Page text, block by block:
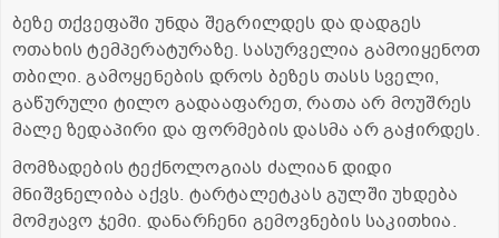
ბეზე თქვეფაში უნდა შეგრილდეს და დადგეს
ოთახის ტემპერატურაზე. სასურველია გამოიყენოთ
თბილი. გამოყენების დროს ბეზეს თასს სველი,
გაწურული ტილო გადააფარეთ, რათა არ მოუშრეს
მალე ზედაპირი და ფორმების დასმა არ გაჭირდეს.
მომზადების ტექნოლოგიას ძალიან დიდი
მნიშვნელიბა აქვს. ტარტალეტკას გულში უხდება
მომჟავო ჯემი. დანარჩენი გემოვნების საკითხია.